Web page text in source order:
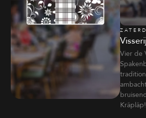
Vier de
Krâplâp!